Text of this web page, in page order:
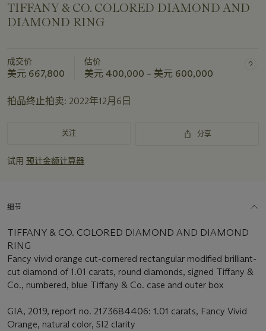
TIFFANY & CO. COLORED DIAMOND AND
DIAMOND RING
成交价
美元 667,800
估价
美元 400,000 – 美元 600,000
拍品终止拍卖: 2022年12月6日
关注 分享
试用 预计金额计算器
细节
TIFFANY & CO. COLORED DIAMOND AND DIAMOND
RING
Fancy vivid orange cut-cornered rectangular modified brilliant-
cut diamond of 1.01 carats, round diamonds, signed Tiffany &
Co., numbered, blue Tiffany & Co. case and outer box
GIA, 2019, report no. 2173684406: 1.01 carats, Fancy Vivid
Orange, natural color, SI2 clarity